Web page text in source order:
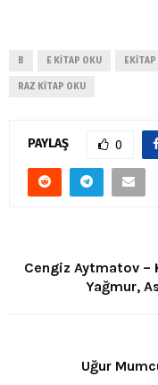
B E KITAP OKU
RAZ KITAP OKU
PAYLAŞ 0
Cengiz Aytmatov –
Yağmur,
Uğur